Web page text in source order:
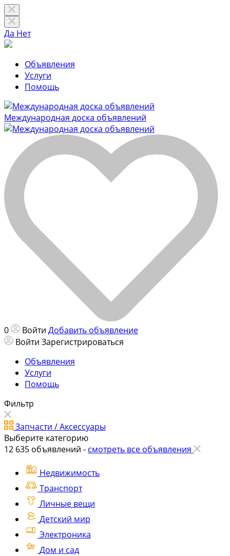
Да Нет
Объявления
Услуги
Помощь
Международная доска объявлений
0 Войти Добавить объявление
Войти Зарегистрироваться
Объявления
Услуги
Помощь
Фильтр
Запчасти / Аксессуары
Выберите категорию
12 635 объявлений - смотреть все объявления
Недвижимость
Транспорт
Личные вещи
Детский мир
Электроника
Дом и сад